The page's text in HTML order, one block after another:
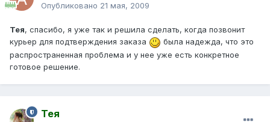
Опубликовано 21 мая, 2009
Тея, спасибо, я уже так и решила сделать, когда позвонит
курьер для подтверждения заказа
была надежда, что это
распространенная проблема и у нее уже есть конкретное
готовое решение.
Тея